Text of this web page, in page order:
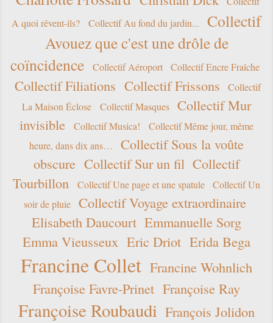
A quoi rêvent-ils?
Collectif Au fond du jardin...
Collectif
Avouez que c'est une drôle de
coïncidence
Collectif Aéroport Collectif Encre Fraîche
Collectif Filiations Collectif Frissons
Collectif
La Maison Éclose
Collectif Masques
Collectif Mur
invisible
Collectif Musica!
Collectif Même jour, même
heure, dans dix ans…
Collectif Sous la voûte
obscure Collectif Sur un fil Collectif
Tourbillon
Collectif Une page et une spatule
Collectif Un
soir de pluie
Collectif Voyage extraordinaire
Elisabeth Daucourt Emmanuelle Sorg
Emma Vieusseux Eric Driot Erida Bega
Francine Collet Francine Wohnlich
Françoise Favre-Prinet Françoise Ray
Françoise Roubaudi François Jolidon